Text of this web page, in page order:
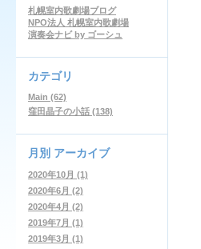
札幌室内歌劇場ブログ
NPO法人 札幌室内歌劇場
演奏会ナビ by ゴーシュ
カテゴリ
Main (62)
窪田晶子の小話 (138)
月別 アーカイブ
2020年10月 (1)
2020年6月 (2)
2020年4月 (2)
2019年7月 (1)
2019年3月 (1)